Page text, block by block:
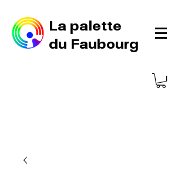
La palette
du Faubourg